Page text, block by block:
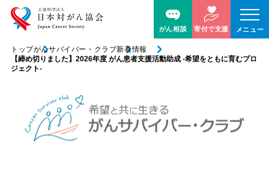
がん相談 寄付で支援 メニュー
トップがんサバイバー・クラブ新着情報
【締め切りました】2026年度 がん患者支援活動助成 -希望をともに育むプロ
ジェクト-